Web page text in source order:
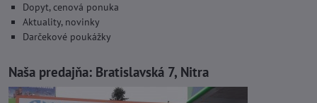
Dopyt, cenová ponuka
Aktuality, novinky
Darčekové poukážky
Naša predajňa: Bratislavská 7, Nitra